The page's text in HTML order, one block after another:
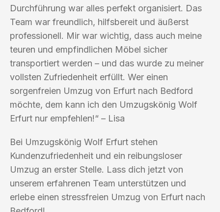
Durchführung war alles perfekt organisiert. Das
Team war freundlich, hilfsbereit und äußerst
professionell. Mir war wichtig, dass auch meine
teuren und empfindlichen Möbel sicher
transportiert werden – und das wurde zu meiner
vollsten Zufriedenheit erfüllt. Wer einen
sorgenfreien Umzug von Erfurt nach Bedford
möchte, dem kann ich den Umzugskönig Wolf
Erfurt nur empfehlen!“ – Lisa
Bei Umzugskönig Wolf Erfurt stehen
Kundenzufriedenheit und ein reibungsloser
Umzug an erster Stelle. Lass dich jetzt von
unserem erfahrenen Team unterstützen und
erlebe einen stressfreien Umzug von Erfurt nach